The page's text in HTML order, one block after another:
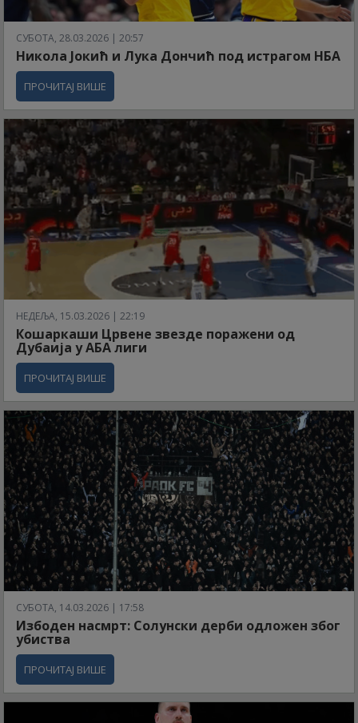
СУБОТА, 28.03.2026 | 20:57
Никола Јокић и Лука Дончић под истрагом НБА
ПРОЧИТАЈ ВИШЕ
НЕДЕЉА, 15.03.2026 | 22:19
Кошаркаши Црвене звезде поражени од
Дубаија у АБА лиги
ПРОЧИТАЈ ВИШЕ
СУБОТА, 14.03.2026 | 17:58
Избоден насмрт: Солунски дерби одложен због
убиства
ПРОЧИТАЈ ВИШЕ